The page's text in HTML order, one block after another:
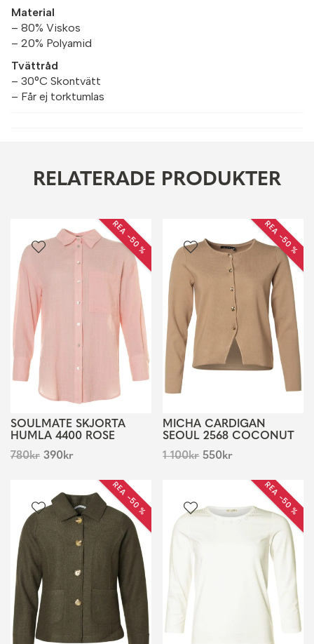
Material
– 80% Viskos
– 20% Polyamid
Tvättråd
– 30°C Skontvätt
– Får ej torktumlas
RELATERADE PRODUKTER
REA −50 %
SOULMATE SKJORTA
HUMLA 4400 ROSE
780kr 390kr
REA −50 %
MICHA CARDIGAN
SEOUL 2568 COCONUT
1 100kr 550kr
REA −50 % REA −50 %